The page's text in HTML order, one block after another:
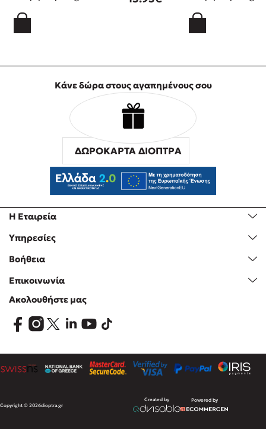
Η Εταιρεία
Υπηρεσίες
Βοήθεια
Επικοινωνία
Κάνε δώρα στους αγαπημένους σου
ΔΩΡΟΚΑΡΤΑ ΔΙΟΠΤΡΑ
Ακολουθήστε μας
Copyright © 2026dioptra.gr
Created by Powered by